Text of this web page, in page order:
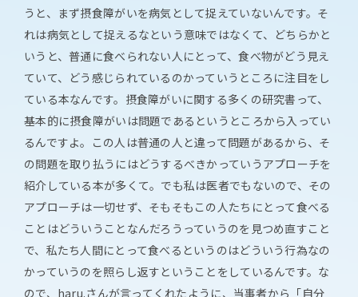
うと、まず摂食障がいを病気として捉えていないんです。そ
れは病気として捉えるなという意味ではなくて、どちらかと
いうと、普通に食べられない人にとって、食べ物がどう見え
ていて、どう感じられているのかっていうところに注目をし
ている本なんです。摂食障がいに関する多くの研究書って、
基本的に摂食障がいは問題であるというところから入ってい
るんですよ。この人は普通の人と違って問題があるから、そ
の問題を取り払うにはどうするべきかっていうアプローチを
紹介している本が多くて。でも私は医者でもないので、その
アプローチは一切せず、そもそもこの人たちにとって食べる
ことはどういうことなんだろうっていうのを見つめ直すこと
で、私たち人間にとって食べるというのはどういう行為なの
かっていうのを照らし返すということをしているんです。な
ので、haru.さんが言ってくれたように、当事者から「自分